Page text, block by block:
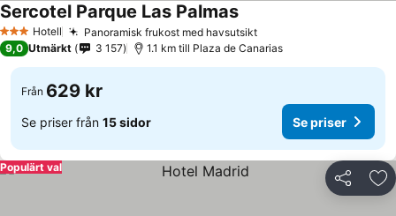
3 StjärnorHotell Panoramisk frukost med havsutsikt
Sercotel Parque Las Palmas
9,0 Utmärkt 3 157 1.1 km till Plaza de Canarias
Från 629 kr
Se priser från 15 sidor Se priser
Dela
Populärt val